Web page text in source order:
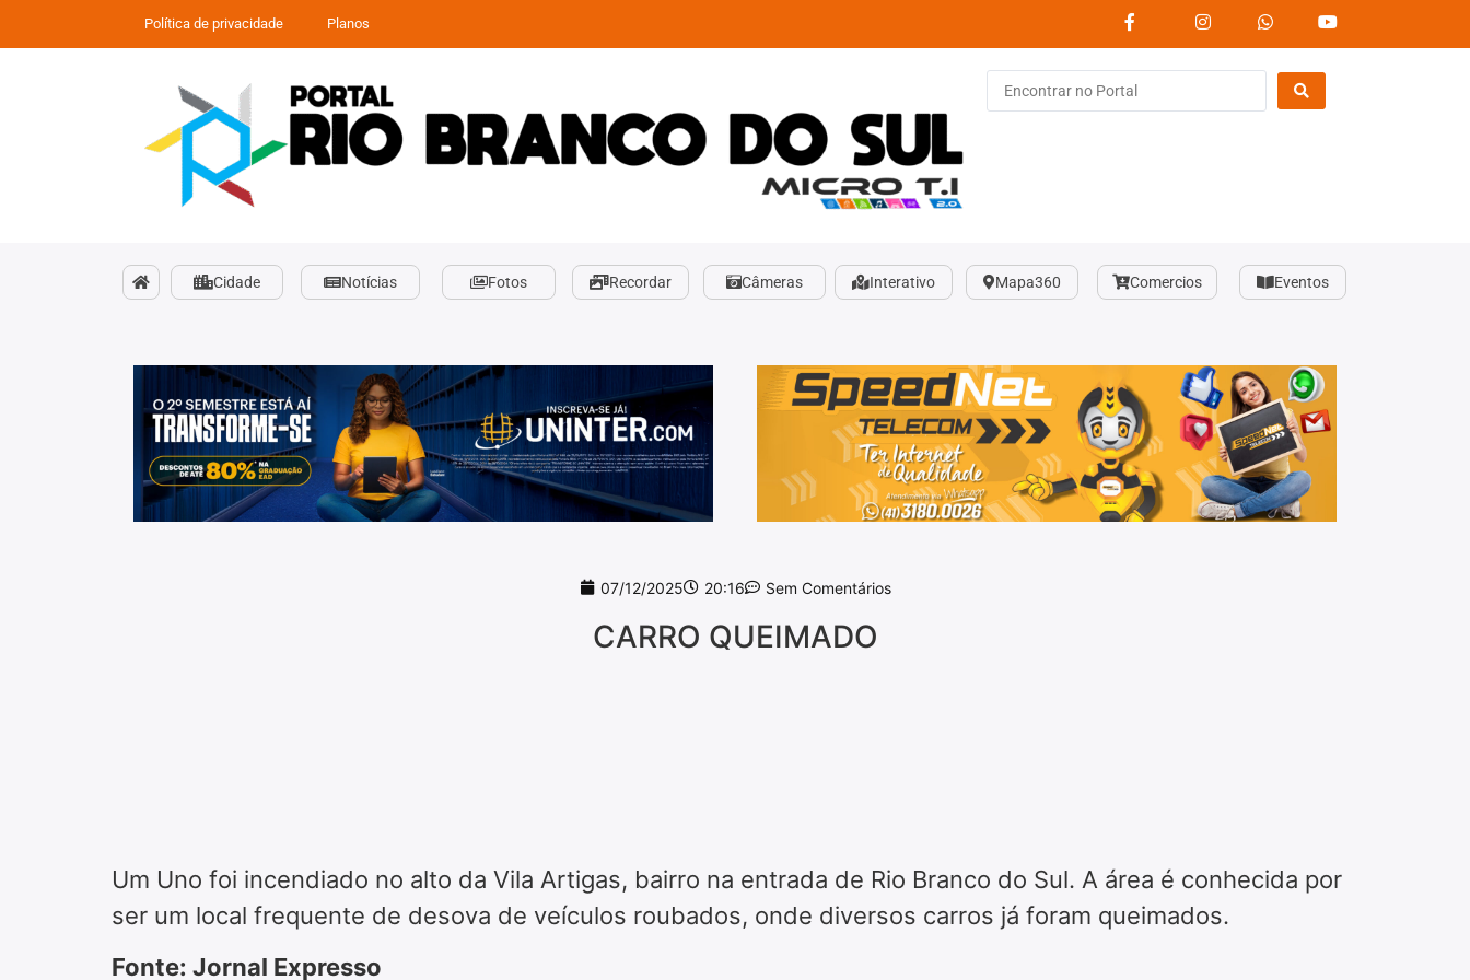
Política de privacidade Planos
Cidade Notícias Fotos Recordar Câmeras Interativo Mapa360 Comercios Eventos
07/12/2025 20:16 Sem Comentários
CARRO QUEIMADO
Um Uno foi incendiado no alto da Vila Artigas, bairro na entrada de Rio Branco do Sul. A área é conhecida por
ser um local frequente de desova de veículos roubados, onde diversos carros já foram queimados.
Fonte: Jornal Expresso